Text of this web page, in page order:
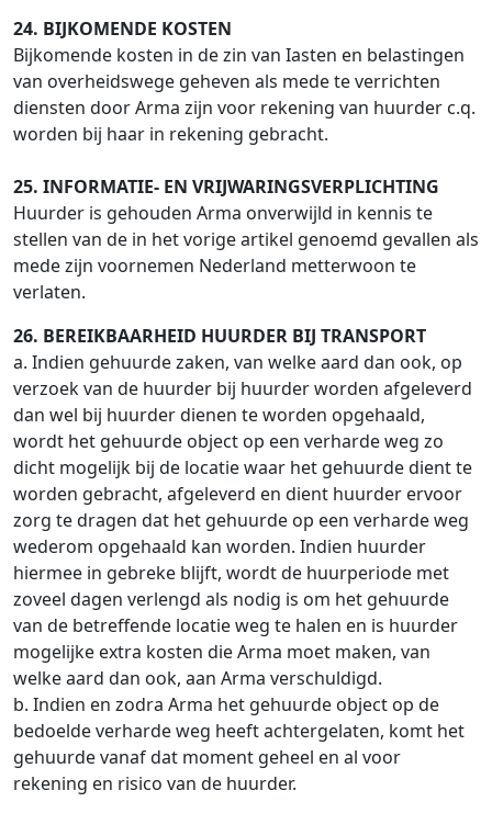
24. BIJKOMENDE KOSTEN
Bijkomende kosten in de zin van Iasten en belastingen
van overheidswege geheven als mede te verrichten
diensten door Arma zijn voor rekening van huurder c.q.
worden bij haar in rekening gebracht.
25. INFORMATIE- EN VRIJWARINGSVERPLICHTING
Huurder is gehouden Arma onverwijld in kennis te
stellen van de in het vorige artikel genoemd gevallen als
mede zijn voornemen Nederland metterwoon te
verlaten.
26. BEREIKBAARHEID HUURDER BIJ TRANSPORT
a. Indien gehuurde zaken, van welke aard dan ook, op
verzoek van de huurder bij huurder worden afgeleverd
dan wel bij huurder dienen te worden opgehaald,
wordt het gehuurde object op een verharde weg zo
dicht mogelijk bij de locatie waar het gehuurde dient te
worden gebracht, afgeleverd en dient huurder ervoor
zorg te dragen dat het gehuurde op een verharde weg
wederom opgehaald kan worden. Indien huurder
hiermee in gebreke blijft, wordt de huurperiode met
zoveel dagen verlengd als nodig is om het gehuurde
van de betreffende locatie weg te halen en is huurder
mogelijke extra kosten die Arma moet maken, van
welke aard dan ook, aan Arma verschuldigd.
b. Indien en zodra Arma het gehuurde object op de
bedoelde verharde weg heeft achtergelaten, komt het
gehuurde vanaf dat moment geheel en al voor
rekening en risico van de huurder.